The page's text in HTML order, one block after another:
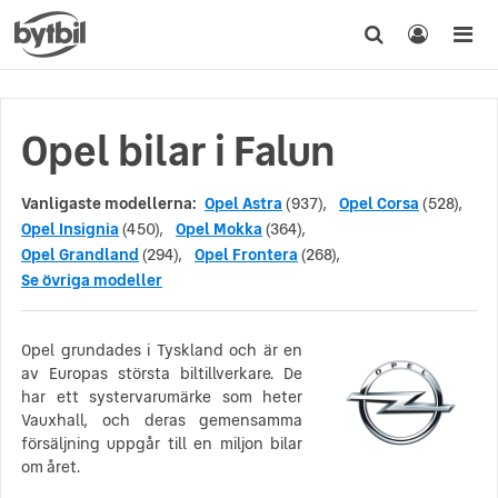
Opel bilar i Falun
Vanligaste modellerna: Opel Astra (937), Opel Corsa (528),
Opel Insignia (450), Opel Mokka (364),
Opel Grandland (294), Opel Frontera (268),
Se övriga modeller
Opel grundades i Tyskland och är en
av Europas största biltillverkare. De
har ett systervarumärke som heter
Vauxhall, och deras gemensamma
försäljning uppgår till en miljon bilar
om året.